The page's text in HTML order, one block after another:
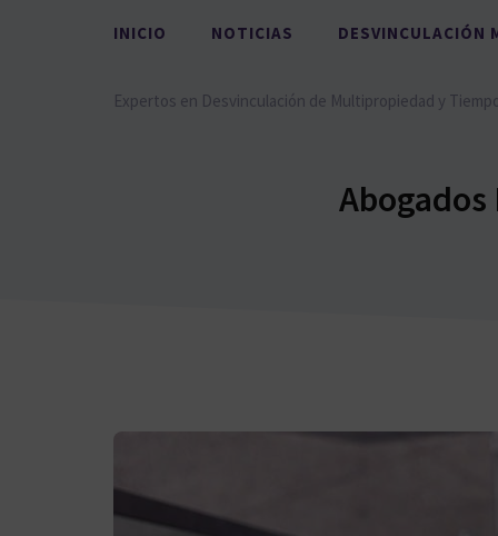
INICIO NOTICIAS DESVINCULACIÓN
Expertos en Desvinculación de Multipropiedad y